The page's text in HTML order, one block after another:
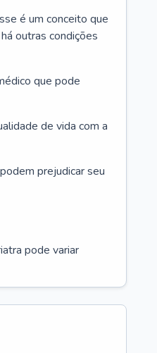
é um conceito que
outras condições
que pode
de vida com a
prejudicar seu
pode variar